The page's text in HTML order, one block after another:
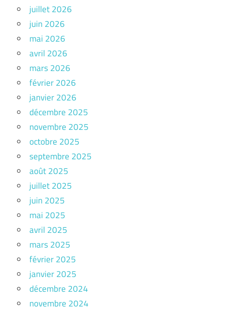
juillet 2026
juin 2026
mai 2026
avril 2026
mars 2026
février 2026
janvier 2026
décembre 2025
novembre 2025
octobre 2025
septembre 2025
août 2025
juillet 2025
juin 2025
mai 2025
avril 2025
mars 2025
février 2025
janvier 2025
décembre 2024
novembre 2024